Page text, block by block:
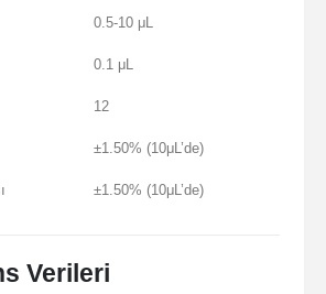
0.5-10 μL
0.1 μL
12
±1.50% (10μL’de)
±1.50% (10μL’de)
Verileri